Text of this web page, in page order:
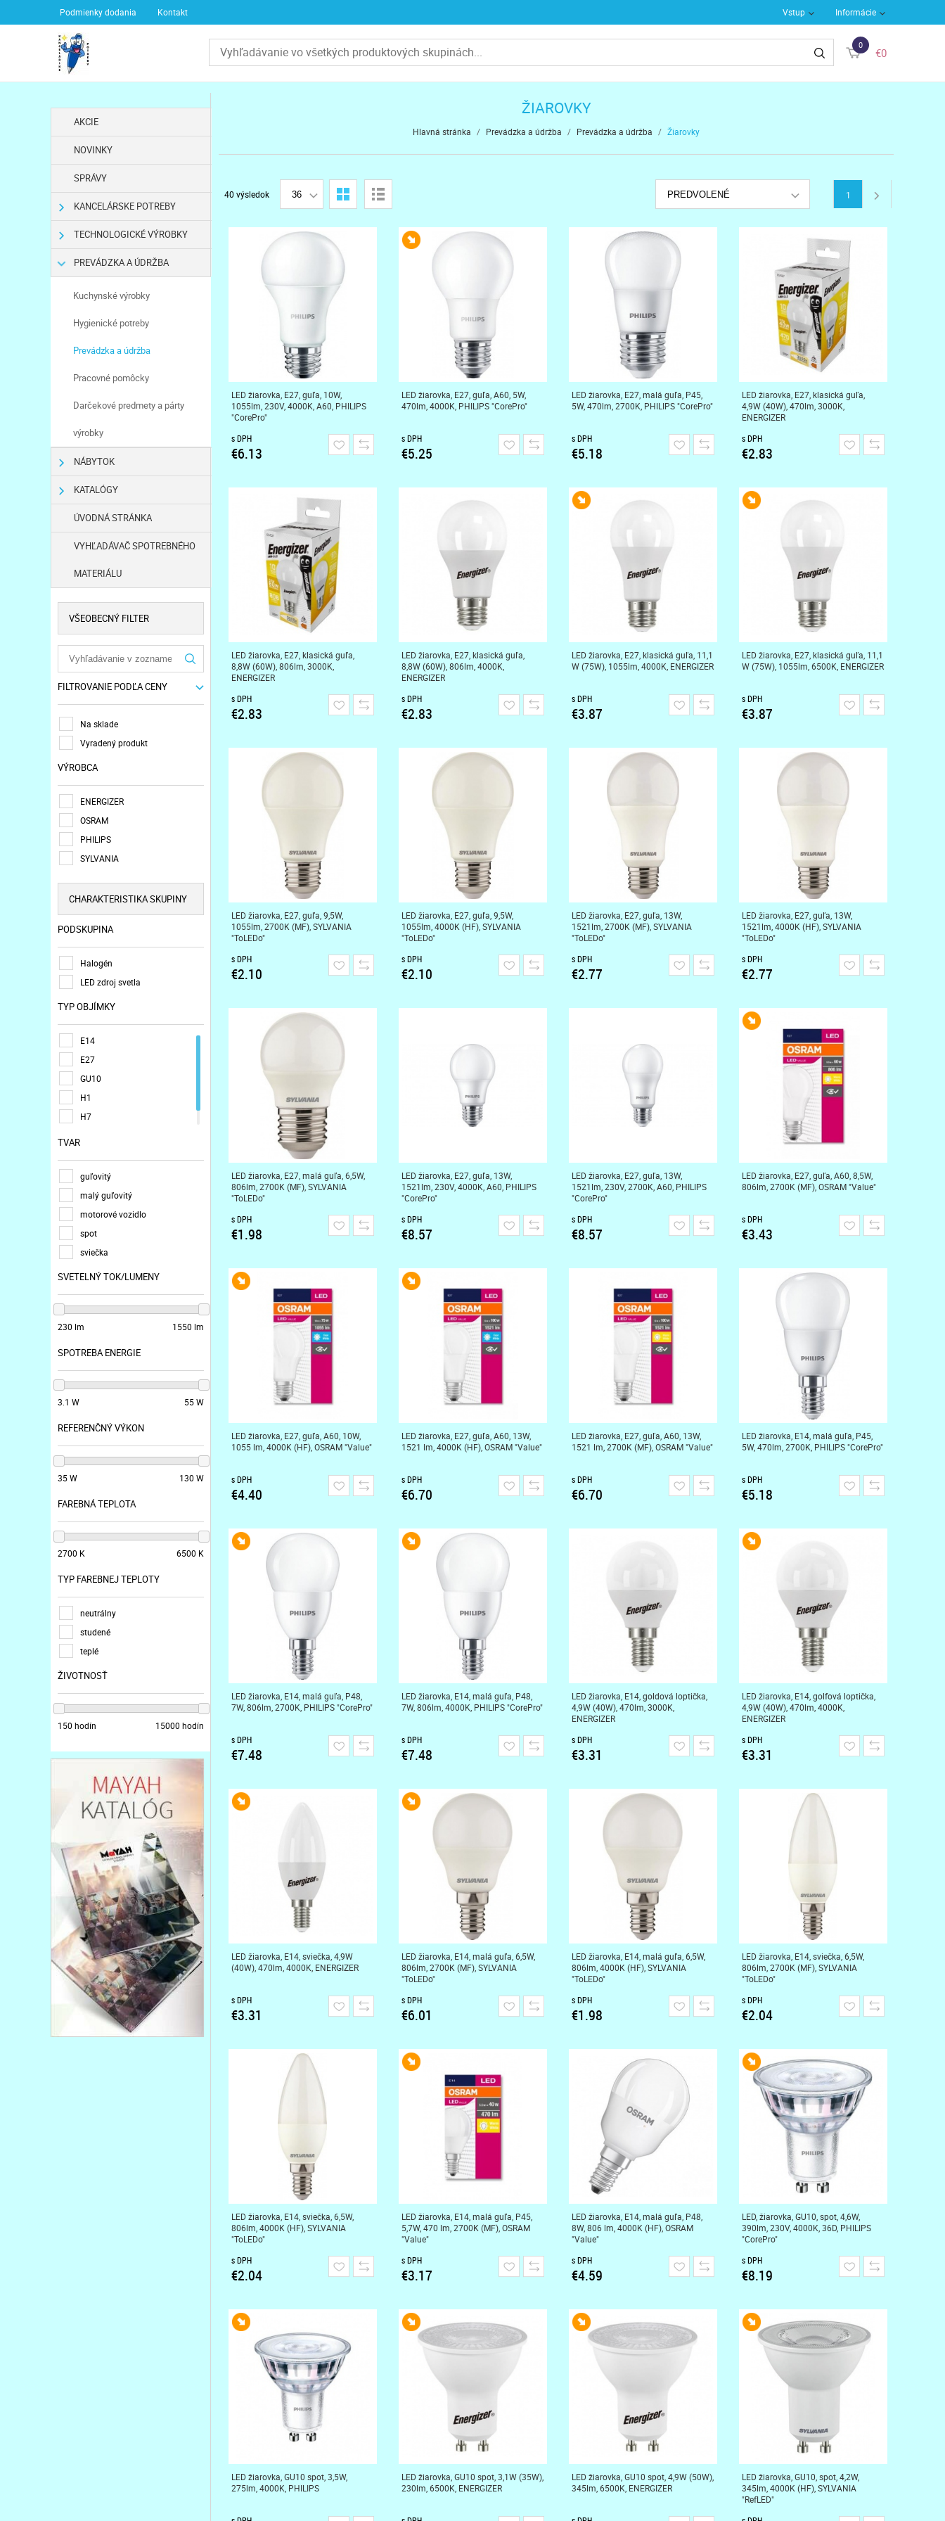
Podmienky dodania Kontakt Vstup Informácie
0
€0
AKCIE
NOVINKY
SPRÁVY
KANCELÁRSKE POTREBY
TECHNOLOGICKÉ VÝROBKY
PREVÁDZKA A ÚDRŽBA
Kuchynské výrobky
Hygienické potreby
Prevádzka a údržba
Pracovné pomôcky
Darčekové predmety a párty
výrobky
NÁBYTOK
KATALÓGY
ÚVODNÁ STRÁNKA
VYHĽADÁVAČ SPOTREBNÉHO
MATERIÁLU
VŠEOBECNÝ FILTER
FILTROVANIE PODĽA CENY
Na sklade
Vyradený produkt
VÝROBCA
ENERGIZER
OSRAM
PHILIPS
SYLVANIA
CHARAKTERISTIKA SKUPINY
PODSKUPINA
Halogén
LED zdroj svetla
TYP OBJÍMKY
E14
E27
GU10
H1
H7
TVAR
guľovitý
malý guľovitý
motorové vozidlo
spot
sviečka
SVETELNÝ TOK/LUMENY
230 lm 1550 lm
SPOTREBA ENERGIE
3.1 W 55 W
REFERENČNÝ VÝKON
35 W 130 W
FAREBNÁ TEPLOTA
2700 K 6500 K
TYP FAREBNEJ TEPLOTY
neutrálny
studené
teplé
ŽIVOTNOSŤ
150 hodín 15000 hodín
ŽIAROVKY
Hlavná stránka / Prevádzka a údržba / Prevádzka a údržba / Žiarovky
40 výsledok 36 PREDVOLENÉ 1
LED žiarovka, E27, guľa, 10W,
1055lm, 230V, 4000K, A60, PHILIPS
"CorePro"
s DPH
€6.13
LED žiarovka, E27, guľa, A60, 5W,
470lm, 4000K, PHILIPS "CorePro"
s DPH
€5.25
LED žiarovka, E27, malá guľa, P45,
5W, 470lm, 2700K, PHILIPS "CorePro"
s DPH
€5.18
LED žiarovka, E27, klasická guľa,
4,9W (40W), 470lm, 3000K,
ENERGIZER
s DPH
€2.83
LED žiarovka, E27, klasická guľa,
8,8W (60W), 806lm, 3000K,
ENERGIZER
s DPH
€2.83
LED žiarovka, E27, klasická guľa,
8,8W (60W), 806lm, 4000K,
ENERGIZER
s DPH
€2.83
LED žiarovka, E27, klasická guľa, 11,1
W (75W), 1055lm, 4000K, ENERGIZER
s DPH
€3.87
LED žiarovka, E27, klasická guľa, 11,1
W (75W), 1055lm, 6500K, ENERGIZER
s DPH
€3.87
LED žiarovka, E27, guľa, 9,5W,
1055lm, 2700K (MF), SYLVANIA
"ToLEDo"
s DPH
€2.10
LED žiarovka, E27, guľa, 9,5W,
1055lm, 4000K (HF), SYLVANIA
"ToLEDo"
s DPH
€2.10
LED žiarovka, E27, guľa, 13W,
1521lm, 2700K (MF), SYLVANIA
"ToLEDo"
s DPH
€2.77
LED žiarovka, E27, guľa, 13W,
1521lm, 4000K (HF), SYLVANIA
"ToLEDo"
s DPH
€2.77
LED žiarovka, E27, malá guľa, 6,5W,
806lm, 2700K (MF), SYLVANIA
"ToLEDo"
s DPH
€1.98
LED žiarovka, E27, guľa, 13W,
1521lm, 230V, 4000K, A60, PHILIPS
"CorePro"
s DPH
€8.57
LED žiarovka, E27, guľa, 13W,
1521lm, 230V, 2700K, A60, PHILIPS
"CorePro"
s DPH
€8.57
LED žiarovka, E27, guľa, A60, 8,5W,
806lm, 2700K (MF), OSRAM "Value"
s DPH
€3.43
LED žiarovka, E27, guľa, A60, 10W,
1055 lm, 4000K (HF), OSRAM "Value"
s DPH
€4.40
LED žiarovka, E27, guľa, A60, 13W,
1521 lm, 4000K (HF), OSRAM "Value"
s DPH
€6.70
LED žiarovka, E27, guľa, A60, 13W,
1521 lm, 2700K (MF), OSRAM "Value"
s DPH
€6.70
LED žiarovka, E14, malá guľa, P45,
5W, 470lm, 2700K, PHILIPS "CorePro"
s DPH
€5.18
LED žiarovka, E14, malá guľa, P48,
7W, 806lm, 2700K, PHILIPS "CorePro"
s DPH
€7.48
LED žiarovka, E14, malá guľa, P48,
7W, 806lm, 4000K, PHILIPS "CorePro"
s DPH
€7.48
LED žiarovka, E14, goldová loptička,
4,9W (40W), 470lm, 3000K,
ENERGIZER
s DPH
€3.31
LED žiarovka, E14, golfová loptička,
4,9W (40W), 470lm, 4000K,
ENERGIZER
s DPH
€3.31
LED žiarovka, E14, sviečka, 4,9W
(40W), 470lm, 4000K, ENERGIZER
s DPH
€3.31
LED žiarovka, E14, malá guľa, 6,5W,
806lm, 2700K (MF), SYLVANIA
"ToLEDo"
s DPH
€6.01
LED žiarovka, E14, malá guľa, 6,5W,
806lm, 4000K (HF), SYLVANIA
"ToLEDo"
s DPH
€1.98
LED žiarovka, E14, sviečka, 6,5W,
806lm, 2700K (MF), SYLVANIA
"ToLEDo"
s DPH
€2.04
LED žiarovka, E14, sviečka, 6,5W,
806lm, 4000K (HF), SYLVANIA
"ToLEDo"
s DPH
€2.04
LED žiarovka, E14, malá guľa, P45,
5,7W, 470 lm, 2700K (MF), OSRAM
"Value"
s DPH
€3.17
LED žiarovka, E14, malá guľa, P48,
8W, 806 lm, 4000K (HF), OSRAM
"Value"
s DPH
€4.59
LED, žiarovka, GU10, spot, 4,6W,
390lm, 230V, 4000K, 36D, PHILIPS
"CorePro"
s DPH
€8.19
LED žiarovka, GU10 spot, 3,5W,
275lm, 4000K, PHILIPS
LED žiarovka, GU10 spot, 3,1W (35W),
230lm, 6500K, ENERGIZER
LED žiarovka, GU10 spot, 4,9W (50W),
345lm, 6500K, ENERGIZER
LED žiarovka, GU10, spot, 4,2W,
345lm, 4000K (HF), SYLVANIA
"RefLED"